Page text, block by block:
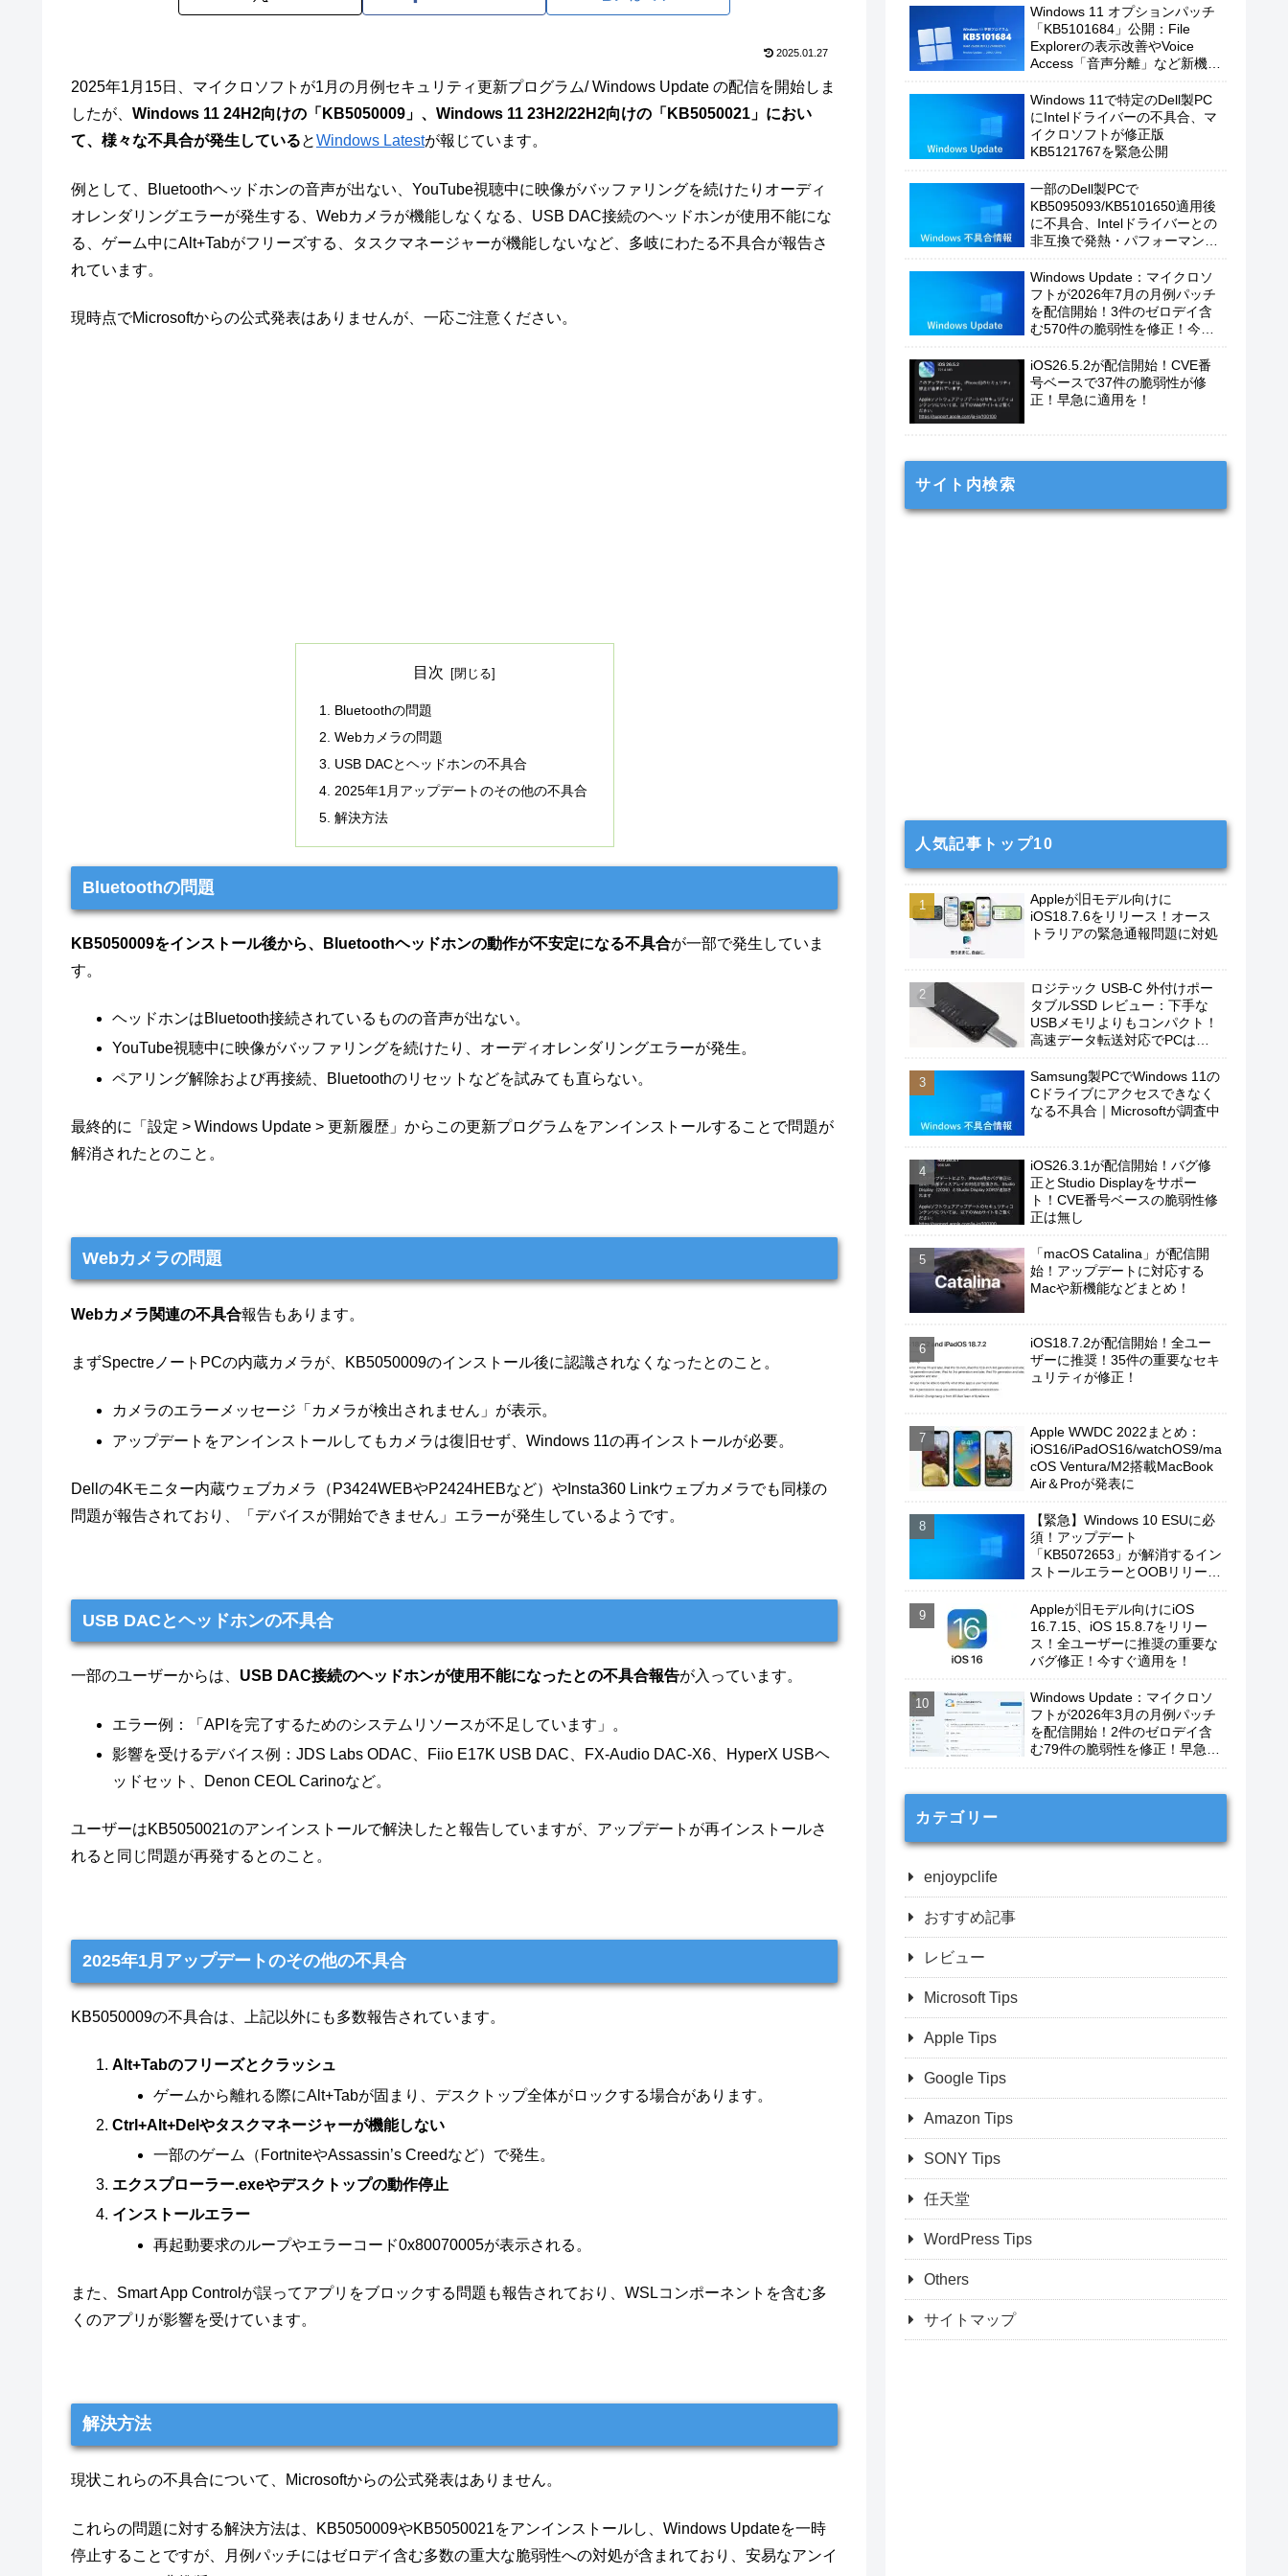
2025.01.27
2025年1月15日、マイクロソフトが1月の月例セキュリティ更新プログラム/ Windows Update の配信を開始しま
したが、 Windows 11 24H2向けの「KB5050009」、Windows 11 23H2/22H2向けの「KB5050021」におい
て、様々な不具合が発生しているとWindows Latestが報じています。
例として、Bluetoothヘッドホンの音声が出ない、YouTube視聴中に映像がバッファリングを続けたりオーディ
オレンダリングエラーが発生する、Webカメラが機能しなくなる、USB DAC接続のヘッドホンが使用不能にな
る、ゲーム中にAlt+Tabがフリーズする、タスクマネージャーが機能しないなど、多岐にわたる不具合が報告さ
れています。
現時点でMicrosoftからの公式発表はありませんが、一応ご注意ください。
目次
Bluetoothの問題
Webカメラの問題
USB DACとヘッドホンの不具合
2025年1月アップデートのその他の不具合
解決方法
Bluetoothの問題
KB5050009をインストール後から、Bluetoothヘッドホンの動作が不安定になる不具合が一部で発生していま
す。
ヘッドホンはBluetooth接続されているものの音声が出ない。
YouTube視聴中に映像がバッファリングを続けたり、オーディオレンダリングエラーが発生。
ペアリング解除および再接続、Bluetoothのリセットなどを試みても直らない。
最終的に「設定 > Windows Update > 更新履歴」からこの更新プログラムをアンインストールすることで問題が
解消されたとのこと。
Webカメラの問題
Webカメラ関連の不具合報告もあります。
まずSpectreノートPCの内蔵カメラが、KB5050009のインストール後に認識されなくなったとのこと。
カメラのエラーメッセージ「カメラが検出されません」が表示。
アップデートをアンインストールしてもカメラは復旧せず、Windows 11の再インストールが必要。
Dellの4Kモニター内蔵ウェブカメラ（P3424WEBやP2424HEBなど）やInsta360 Linkウェブカメラでも同様の
問題が報告されており、「デバイスが開始できません」エラーが発生しているようです。
USB DACとヘッドホンの不具合
一部のユーザーからは、 USB DAC接続のヘッドホンが使用不能になったとの不具合報告が入っています。
エラー例：「APIを完了するためのシステムリソースが不足しています」。
影響を受けるデバイス例：JDS Labs ODAC、Fiio E17K USB DAC、FX-Audio DAC-X6、HyperX USBヘ
ッドセット、Denon CEOL Carinoなど。
ユーザーはKB5050021のアンインストールで解決したと報告していますが、アップデートが再インストールさ
れると同じ問題が再発するとのこと。
2025年1月アップデートのその他の不具合
KB5050009の不具合は、上記以外にも多数報告されています。
Alt+Tabのフリーズとクラッシュ
ゲームから離れる際にAlt+Tabが固まり、デスクトップ全体がロックする場合があります。
Ctrl+Alt+Delやタスクマネージャーが機能しない
一部のゲーム（FortniteやAssassin’s Creedなど）で発生。
エクスプローラー.exeやデスクトップの動作停止
インストールエラー
再起動要求のループやエラーコード0x80070005が表示される。
また、Smart App Controlが誤ってアプリをブロックする問題も報告されており、WSLコンポーネントを含む多
くのアプリが影響を受けています。
解決方法
現状これらの不具合について、Microsoftからの公式発表はありません。
これらの問題に対する解決方法は、KB5050009やKB5050021をアンインストールし、Windows Updateを一時
停止することですが、月例パッチにはゼロデイ含む多数の重大な脆弱性への対処が含まれており、安易なアンイ
Windows 11 オプションパッチ
「KB5101684」公開：File
Explorerの表示改善やVoice
Access「音声分離」など新機能
Windows 11で特定のDell製PC
にIntelドライバーの不具合、マ
イクロソフトが修正版
KB5121767を緊急公開
一部のDell製PCで
KB5095093/KB5101650適用後
に不具合、Intelドライバーとの
非互換で発熱・パフォーマンス
Windows Update：マイクロソ
フトが2026年7月の月例パッチ
を配信開始！3件のゼロデイ含
む570件の脆弱性を修正！今す
iOS26.5.2が配信開始！CVE番
号ベースで37件の脆弱性が修
正！早急に適用を！
サイト内検索
人気記事トップ10
Appleが旧モデル向けに
iOS18.7.6をリリース！オース
トラリアの緊急通報問題に対処
ロジテック USB-C 外付けポー
タブルSSD レビュー：下手な
USBメモリよりもコンパクト！
高速データ転送対応でPCは勿
もおすすめ！
Samsung製PCでWindows 11の
Cドライブにアクセスできなく
なる不具合｜Microsoftが調査中
iOS26.3.1が配信開始！バグ修
正とStudio Displayをサポー
ト！CVE番号ベースの脆弱性修
正は無し
「macOS Catalina」が配信開
始！アップデートに対応する
Macや新機能などまとめ！
iOS18.7.2が配信開始！全ユー
ザーに推奨！35件の重要なセキ
ュリティが修正！
Apple WWDC 2022まとめ：
iOS16/iPadOS16/watchOS9/ma
cOS Ventura/M2搭載MacBook
Air＆Proが発表に
【緊急】Windows 10 ESUに必
須！アップデート
「KB5072653」が解消するイン
ストールエラーとOOBリリース
Appleが旧モデル向けにiOS
16.7.15、iOS 15.8.7をリリー
ス！全ユーザーに推奨の重要な
バグ修正！今すぐ適用を！
Windows Update：マイクロソ
フトが2026年3月の月例パッチ
を配信開始！2件のゼロデイ含
む79件の脆弱性を修正！早急に
カテゴリー
enjoypclife
おすすめ記事
レビュー
Microsoft Tips
Apple Tips
Google Tips
Amazon Tips
SONY Tips
任天堂
WordPress Tips
Others
サイトマップ